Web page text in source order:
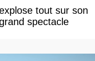
tout sur son
spectacle